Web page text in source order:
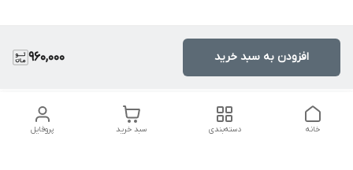
960,000 افزودن به سبد خرید
پروفایل سبد خرید دسته‌بندی خانه